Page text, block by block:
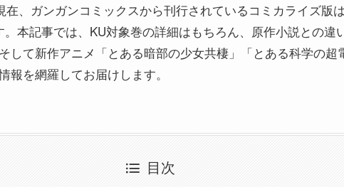
在、ガンガンコミックスから刊行されているコミカライズ版は
。本記事では、KU対象巻の詳細はもちろん、原作小説との違
して新作アニメ「とある暗部の少女共棲」「とある科学の超
を網羅してお届けします。
目次